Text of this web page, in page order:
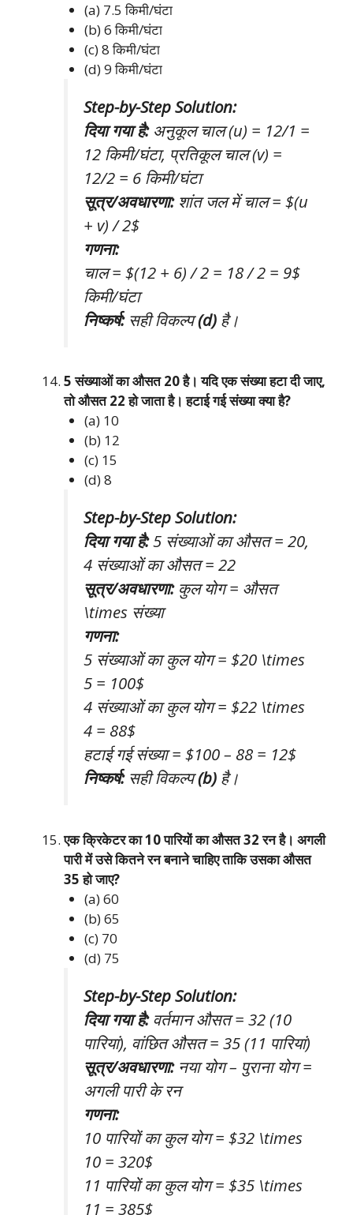
(a) 7.5 किमी/घंटा
(b) 6 किमी/घंटा
(c) 8 किमी/घंटा
(d) 9 किमी/घंटा
Step-by-Step Solution:
दिया गया है:अनुकूल चाल (u) = 12/1 =
12 किमी/घंटा, प्रतिकूल चाल (v) =
12/2 = 6 किमी/घंटा
सूत्र/अवधारणा:शांत जल में चाल = $(u
+ v) / 2$
गणना:
चाल = $(12 + 6) / 2 = 18 / 2 = 9$
किमी/घंटा
निष्कर्ष:सही विकल्प(d) है।
5 संख्याओं का औसत 20 है। यदि एक संख्या हटा दी जाए,
तो औसत 22 हो जाता है। हटाई गई संख्या क्या है?
(a) 10
(b) 12
(c) 15
(d) 8
Step-by-Step Solution:
दिया गया है:5 संख्याओं का औसत = 20,
4 संख्याओं का औसत = 22
सूत्र/अवधारणा:कुल योग = औसत
\times संख्या
गणना:
5 संख्याओं का कुल योग = $20 \times
5 = 100$
4 संख्याओं का कुल योग = $22 \times
4 = 88$
हटाई गई संख्या = $100 – 88 = 12$
निष्कर्ष:सही विकल्प(b) है।
एक क्रिकेटर का 10 पारियों का औसत 32 रन है। अगली
पारी में उसे कितने रन बनाने चाहिए ताकि उसका औसत
35 हो जाए?
(a) 60
(b) 65
(c) 70
(d) 75
Step-by-Step Solution:
दिया गया है:वर्तमान औसत = 32 (10
पारियां), वांछित औसत = 35 (11 पारियां)
सूत्र/अवधारणा:नया योग – पुराना योग =
अगली पारी के रन
गणना:
10 पारियों का कुल योग = $32 \times
10 = 320$
11 पारियों का कुल योग = $35 \times
11 = 385$